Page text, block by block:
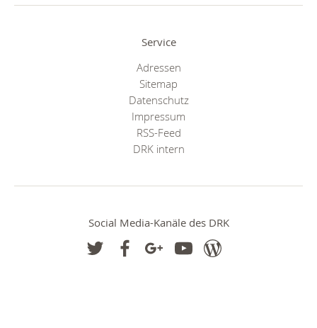
Service
Adressen
Sitemap
Datenschutz
Impressum
RSS-Feed
DRK intern
Social Media-Kanäle des DRK